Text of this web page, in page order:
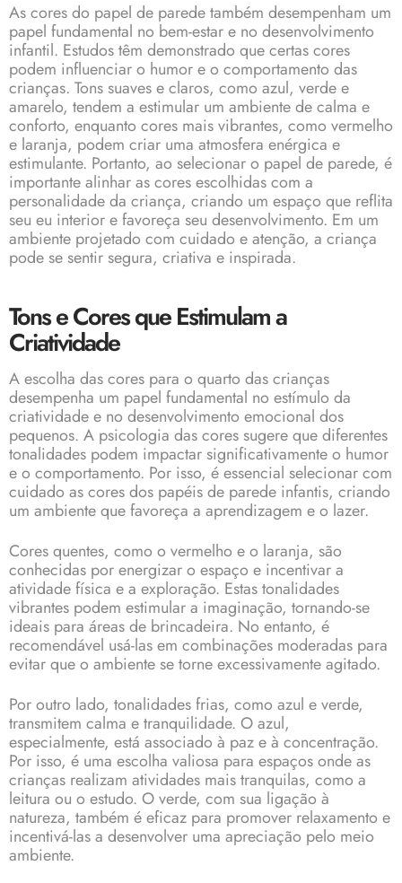
As cores do papel de parede também desempenham um
papel fundamental no bem-estar e no desenvolvimento
infantil. Estudos têm demonstrado que certas cores
podem influenciar o humor e o comportamento das
crianças. Tons suaves e claros, como azul, verde e
amarelo, tendem a estimular um ambiente de calma e
conforto, enquanto cores mais vibrantes, como vermelho
e laranja, podem criar uma atmosfera enérgica e
estimulante. Portanto, ao selecionar o papel de parede, é
importante alinhar as cores escolhidas com a
personalidade da criança, criando um espaço que reflita
seu eu interior e favoreça seu desenvolvimento. Em um
ambiente projetado com cuidado e atenção, a criança
pode se sentir segura, criativa e inspirada.
Tons e Cores que Estimulam a
Criatividade
A escolha das cores para o quarto das crianças
desempenha um papel fundamental no estímulo da
criatividade e no desenvolvimento emocional dos
pequenos. A psicologia das cores sugere que diferentes
tonalidades podem impactar significativamente o humor
e o comportamento. Por isso, é essencial selecionar com
cuidado as cores dos papéis de parede infantis, criando
um ambiente que favoreça a aprendizagem e o lazer.
Cores quentes, como o vermelho e o laranja, são
conhecidas por energizar o espaço e incentivar a
atividade física e a exploração. Estas tonalidades
vibrantes podem estimular a imaginação, tornando-se
ideais para áreas de brincadeira. No entanto, é
recomendável usá-las em combinações moderadas para
evitar que o ambiente se torne excessivamente agitado.
Por outro lado, tonalidades frias, como azul e verde,
transmitem calma e tranquilidade. O azul,
especialmente, está associado à paz e à concentração.
Por isso, é uma escolha valiosa para espaços onde as
crianças realizam atividades mais tranquilas, como a
leitura ou o estudo. O verde, com sua ligação à
natureza, também é eficaz para promover relaxamento e
incentivá-las a desenvolver uma apreciação pelo meio
ambiente.